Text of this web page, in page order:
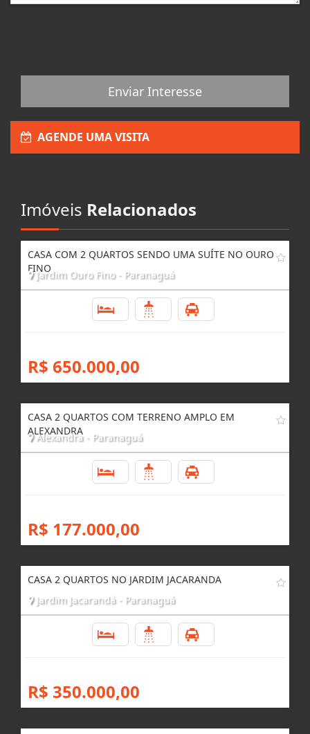
Enviar Interesse
AGENDE UMA VISITA
Imóveis Relacionados
CASA COM 2 QUARTOS SENDO UMA SUÍTE NO OURO
FINO
Jardim Ouro Fino - Paranaguá
R$ 650.000,00
CASA 2 QUARTOS COM TERRENO AMPLO EM
ALEXANDRA
Alexandra - Paranaguá
R$ 177.000,00
CASA 2 QUARTOS NO JARDIM JACARANDA
Jardim Jacarandá - Paranaguá
R$ 350.000,00